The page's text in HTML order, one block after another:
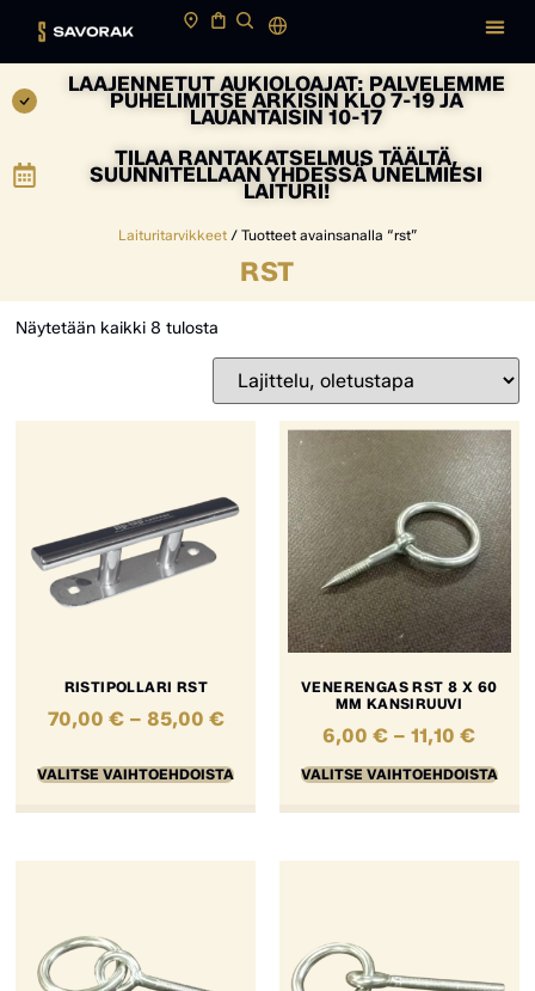
LAAJENNETUT AUKIOLOAJAT: PALVELEMME
PUHELIMITSE ARKISIN KLO 7-19 JA
LAUANTAISIN 10-17
TILAA RANTAKATSELMUS TÄÄLTÄ,
SUUNNITELLAAN YHDESSÄ UNELMIESI
LAITURI!
Laituritarvikkeet/ Tuotteet avainsanalla “rst”
RST
Näytetään kaikki 8 tulosta
RISTIPOLLARI RST
70,00 € – 85,00 €
VALITSE VAIHTOEHDOISTA
VENERENGAS RST 8 X 60
MM KANSIRUUVI
6,00€ – 11,10€
VALITSE VAIHTOEHDOISTA